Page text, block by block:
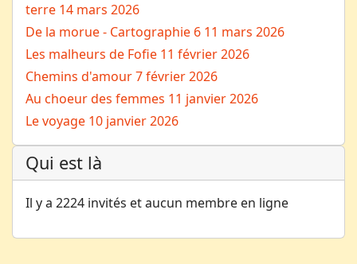
terre 14 mars 2026
De la morue - Cartographie 6 11 mars 2026
Les malheurs de Fofie 11 février 2026
Chemins d'amour7 février 2026
Au choeur des femmes 11 janvier 2026
Le voyage 10 janvier 2026
Qui est là
Il y a 2224 invités et aucun membre en ligne